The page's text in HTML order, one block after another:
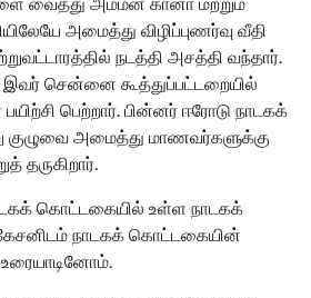
வைத்து அம்மன் கானா மற்றும்
அமைத்து விழிப்புணர்வு வீதி
நடத்தி அசத்தி வந்தார்.
இவர் சென்னை கூத்துப்பட்டறையில்
பெற்றார். பின்னர் ஈரோடு நாடகக்
குழுவை அமைத்து மாணவர்களுக்கு
தருகிறார்.
கொட்டகையில் உள்ள நாடகக்
நாடகக் கொட்டகையின்
உரையாடினோம்.